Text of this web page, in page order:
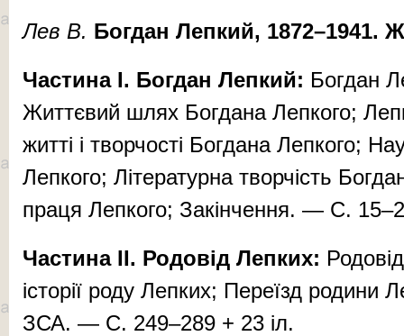
Лев В. Бог­дан Леп­кий, 1872–1941.
Час­ти­на I. Бог­дан Леп­кий: Бог­дан
Жит­тє­вий шлях Бог­да­на Леп­ко­го;
жит­ті і твор­чос­ті Бог­да­на Леп­ко­го;
Леп­ко­го; Лі­те­ра­тур­на твор­чість
пра­ця Леп­ко­го; Закінчення. — С.
Час­ти­на II. Ро­до­від Леп­ких:
іс­то­рії ро­ду Леп­­­ких; Пе­ре­їзд ро­ди­ни
ЗСА. — С. 249–289 + 23 іл.